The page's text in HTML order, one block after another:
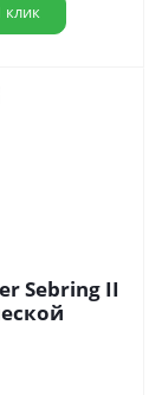
клик
Sebring II